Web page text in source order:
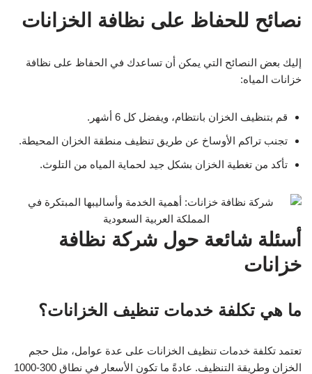
نصائح للحفاظ على نظافة الخزانات
إليك بعض النصائح التي يمكن أن تساعدك في الحفاظ على نظافة
خزانات المياه:
قم بتنظيف الخزان بانتظام، ويفضل كل 6 أشهر.
تجنب تراكم الأوساخ عن طريق تنظيف منطقة الخزان المحيطة.
تأكد من تغطية الخزان بشكل جيد لحماية المياه من التلوث.
أسئلة شائعة حول شركة نظافة
خزانات
ما هي تكلفة خدمات تنظيف الخزانات؟
تعتمد تكلفة خدمات تنظيف الخزانات على عدة عوامل، مثل حجم
الخزان وطريقة التنظيف. عادةً ما تكون الأسعار في نطاق 300-1000